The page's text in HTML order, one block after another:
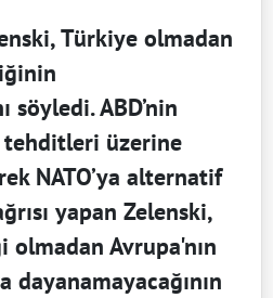
Türkiye olmadan
söyledi. ABD’nin
tehditleri üzerine
NATO’ya alternatif
yapan Zelenski,
olmadan Avrupa'nın
dayanamayacağının